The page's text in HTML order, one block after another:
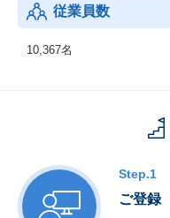
従業員数
10,367名
Step.1
ご登録